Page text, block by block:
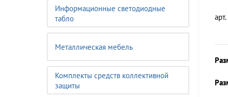
Информационные светодиодные
табло
Металлическая мебель
Комплекты средств коллективной
защиты